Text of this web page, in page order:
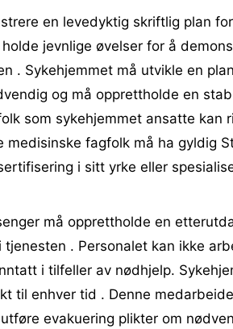
en levedyktig skriftlig plan for
jevnlige øvelser for å
. Sykehjemmet må utvikle en
og må opprettholde en
som sykehjemmet ansatte kan
medisinske fagfolk må ha gyldig
i sitt yrke eller
må opprettholde en
. Personalet kan ikke
i tilfeller av nødhjelp.
til enhver tid . Denne
evakuering plikter om